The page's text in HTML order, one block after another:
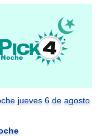
jueves 6 de agosto